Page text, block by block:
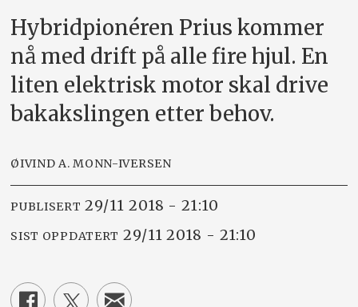
Hybridpionéren Prius kommer
nå med drift på alle fire hjul. En
liten elektrisk motor skal drive
bakakslingen etter behov.
ØIVIND A. MONN-IVERSEN
PUBLISERT 29/11 2018 - 21:10
SIST OPPDATERT 29/11 2018 - 21:10